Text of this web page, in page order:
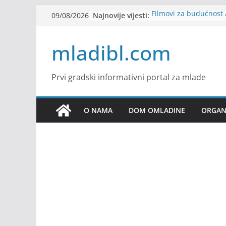
09/08/2026 Najnovije vijesti: Filmovi za budućnost
Dijaspora Servis
Stomatologija
mladibl.com
Prvi gradski informativni portal za mlade
O NAMA DOM OMLADINE